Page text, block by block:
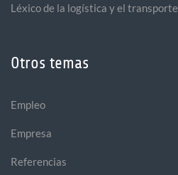
Léxico de la logística y el transporte
Otros temas
Empleo
Empresa
Referencias